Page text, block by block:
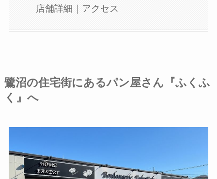
店舗詳細｜アクセス
鷺沼の住宅街にあるパン屋さん『ふくふ
く』へ